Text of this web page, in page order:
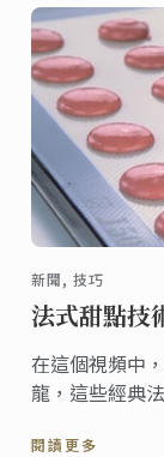
新聞, 技巧
法式甜點技
在這個視頻中
龍，這些經典
閱讀更多